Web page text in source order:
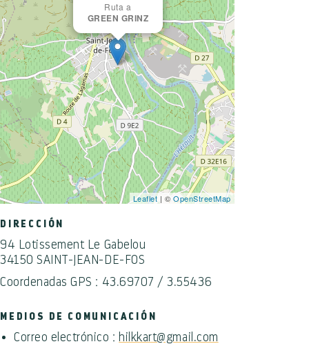
Ruta a
GREEN GRINZ
Leaflet | ©OpenStreetMap
DIRECCIÓN
94 Lotissement Le Gabelou
34150 SAINT-JEAN-DE-FOS
Coordenadas GPS : 43.69707 / 3.55436
MEDIOS DE COMUNICACIÓN
Correo electrónico : hilkkart@gmail.com